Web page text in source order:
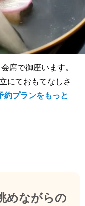
席で御座います。
にておもてなしさ
約プランをもっと
めながらの